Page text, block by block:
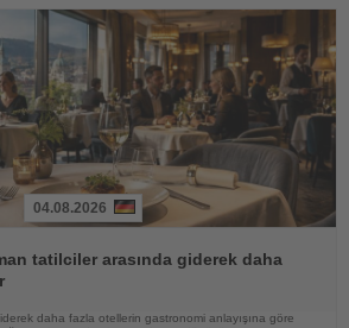
04.08.2026
tatilciler arasında giderek daha
daha fazla otellerin gastronomi anlayışına göre